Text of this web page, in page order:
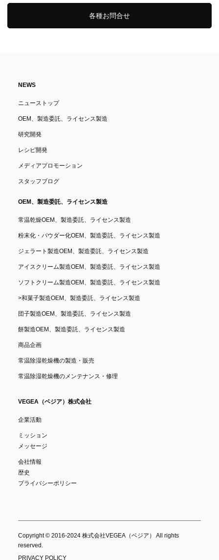
各種お問合せ
NEWS
ニューストップ
OEM、製造委託、ライセンス製造
研究開発
レシピ開発
メディアプロモーション
スタッフブログ
OEM、製造委託、ライセンス製造
常温乾燥OEM、製造委託、ライセンス製造
粉末化・パウダー化OEM、製造委託、ライセンス製造
ジェラート製造OEM、製造委託、ライセンス製造
アイスクリーム製造OEM、製造委託、ライセンス製造
ソフトクリーム製造OEM、製造委託、ライセンス製造
>和菓子製造OEM、製造委託、ライセンス製造
団子製造OEM、製造委託、ライセンス製造
餅製造OEM、製造委託、ライセンス製造
商品企画
常温除湿乾燥機の製造・販売
常温除湿乾燥機のメンテナンス・修理
VEGEA（ベジア）株式会社
企業活動
ミッション
メッセージ
会社情報
歴史
プライバシーポリシー
Copyright © 2016-2024 株式会社VEGEA（ベジア） All rights
reserved.
PRIVACY POLICY